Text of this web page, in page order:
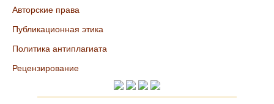
Авторские права
Публикационная этика
Политика антиплагиата
Рецензирование